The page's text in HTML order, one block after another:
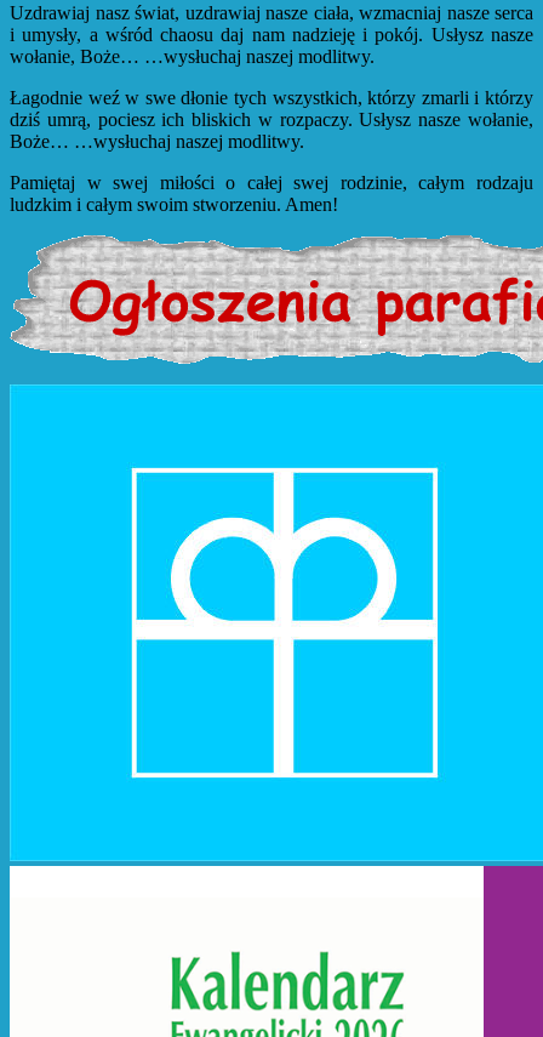
Uzdrawiaj nasz świat, uzdrawiaj nasze ciała, wzmacniaj nasze serca
i umysły, a wśród chaosu daj nam nadzieję i pokój. Usłysz nasze
wołanie, Boże… …wysłuchaj naszej modlitwy.
Łagodnie weź w swe dłonie tych wszystkich, którzy zmarli i którzy
dziś umrą, pociesz ich bliskich w rozpaczy. Usłysz nasze wołanie,
Boże… …wysłuchaj naszej modlitwy.
Pamiętaj w swej miłości o całej swej rodzinie, całym rodzaju
ludzkim i całym swoim stworzeniu. Amen!